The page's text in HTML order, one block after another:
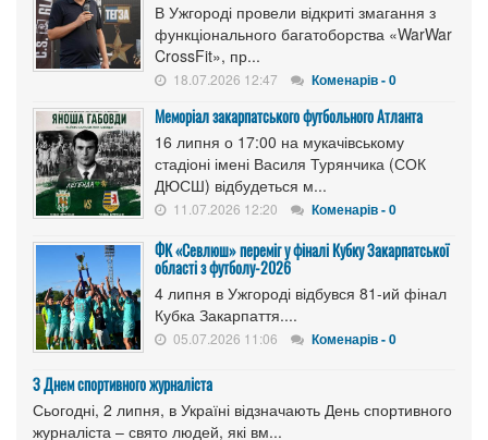
В Ужгороді провели відкриті змагання з
функціонального багатоборства «WarWar
CrossFit», пр...
18.07.2026 12:47 Коменарів - 0
Меморіал закарпатського футбольного Атланта
16 липня о 17:00 на мукачівському
стадіоні імені Василя Турянчика (СОК
ДЮСШ) відбудеться м...
11.07.2026 12:20 Коменарів - 0
ФК «Севлюш» переміг у фіналі Кубку Закарпатської
області з футболу-2026
4 липня в Ужгороді відбувся 81-ий фінал
Кубка Закарпаття....
05.07.2026 11:06 Коменарів - 0
З Днем спортивного журналіста
Сьогодні, 2 липня, в Україні відзначають День спортивного
журналіста – свято людей, які вм...